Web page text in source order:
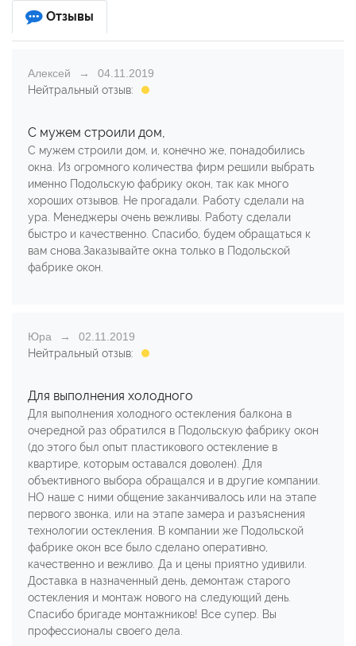
Отзывы
Алексей
04.11.2019
Нейтральный отзыв:
С мужем строили дом,
С мужем строили дом, и, конечно же, понадобились
окна. Из огромного количества фирм решили выбрать
именно Подольскую фабрику окон, так как много
хороших отзывов. Не прогадали. Работу сделали на
ура. Менеджеры очень вежливы. Работу сделали
быстро и качественно. Спасибо, будем обращаться к
вам снова.Заказывайте окна только в Подольской
фабрике окон.
Юра
02.11.2019
Нейтральный отзыв:
Для выполнения холодного
Для выполнения холодного остекления балкона в
очередной раз обратился в Подольскую фабрику окон
(до этого был опыт пластикового остекление в
квартире, которым оставался доволен). Для
объективного выбора обращался и в другие компании.
НО наше с ними общение заканчивалось или на этапе
первого звонка, или на этапе замера и разъяснения
технологии остекления. В компании же Подольской
фабрике окон все было сделано оперативно,
качественно и вежливо. Да и цены приятно удивили.
Доставка в назначенный день, демонтаж старого
остекления и монтаж нового на следующий день.
Спасибо бригаде монтажников! Все супер. Вы
профессионалы своего дела.